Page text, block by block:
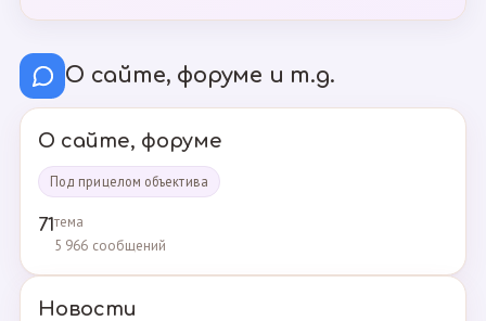
О сайте, форуме и т.д.
О сайте, форуме
Под прицелом объектива
71тема
5 966 сообщений
Новости